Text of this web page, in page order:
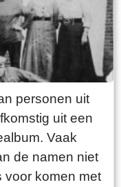
personen uit
uit een
Vaak
de namen niet
voor komen met